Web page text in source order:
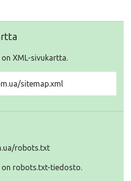
XML-sivukartta.
sitemap.xml
robots.txt
on robots.txt-tiedosto.